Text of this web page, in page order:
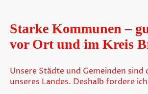
Starke Kommunen –
vor Ort und im Kreis
Unsere Städte und Gemeinden sind
unseres Landes. Deshalb fordere